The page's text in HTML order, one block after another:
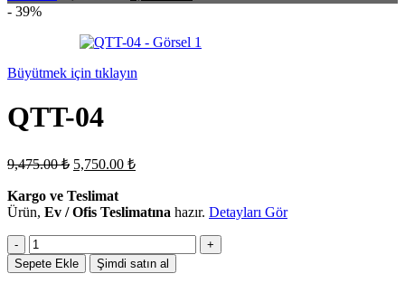
fiyat:
andaki
9,670.00 ₺.
- 39%
Büyütmek için tıklayın
QTT-04
9,475.00₺ Orijinal
9,475.00 ₺.
5,750.00 ₺Şu
5,750.00 ₺.
Kargo ve Teslimat
Ürün, Ev / Ofis Teslimatına hazır. Detayları Gör
QTT-
04
adet
Sepete Ekle Şimdi satın al